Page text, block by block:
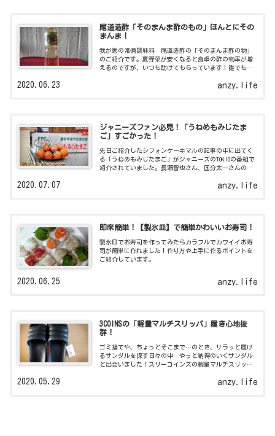
尾道造酢「そのまんま酢のもの」ほんとにその
まんま！
我が家の常備調味料 尾道造酢の「そのまんま酢の物」
のご紹介です。夏野菜が安くなると食卓の酢の物率が増
えるのですが、いつも助けてもらっています！誰でも簡
anzy.life
2020.06.23
ジャニーズファン必見！「うねめもみじたま
ご」すごかった！
先日ご紹介したシフォンケーキマルの記事の中に出てく
る「うねめもみじたまご」がジャニーズのTOKIOの番組で
紹介されていました。長瀬智也さん、国分太一さんの他
anzy.life
2020.07.07
即席簡単！【製氷皿】で簡単かわいいお寿司！
製氷皿でお寿司を作ってみたらカラフルでカワイイお寿
司が簡単に作れました！作り方や上手に作るポイントを
ご紹介しています。
anzy.life
2020.06.25
3COINSの「軽量マルチスリッパ」履き心地抜
群！
ゴミ捨てや、ちょっとそこまで…のとき、サラッと履け
るサンダルを探す日々の中 やっと納得のいくサンダル
と出会いました！スリーコインズの軽量マルチスリッパ
anzy.life
2020.05.29